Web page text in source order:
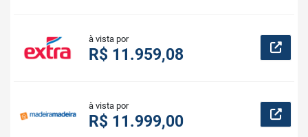
à vista por
R$ 11.959,08
à vista por
R$ 11.999,00